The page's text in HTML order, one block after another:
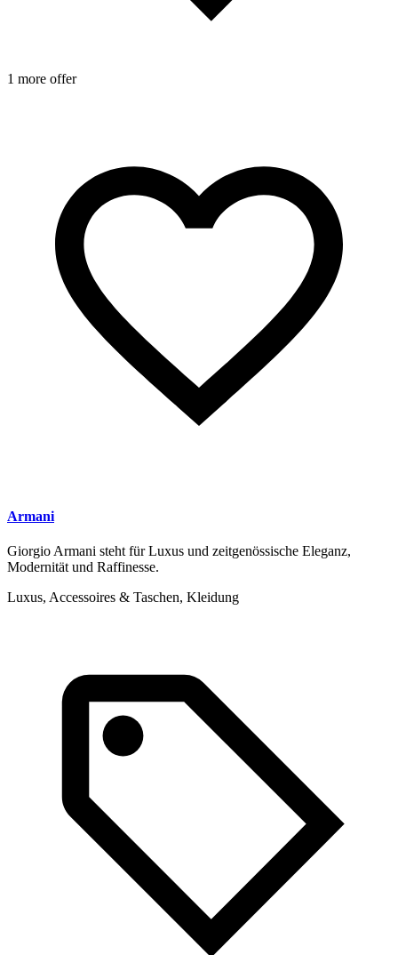
1 more offer
Armani
Giorgio Armani steht für Luxus und zeitgenössische Eleganz,
Modernität und Raffinesse.
Luxus, Accessoires & Taschen, Kleidung